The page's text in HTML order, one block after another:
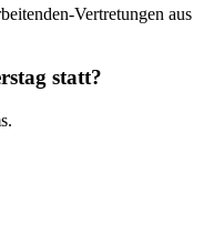
Vertretungen aus
statt?